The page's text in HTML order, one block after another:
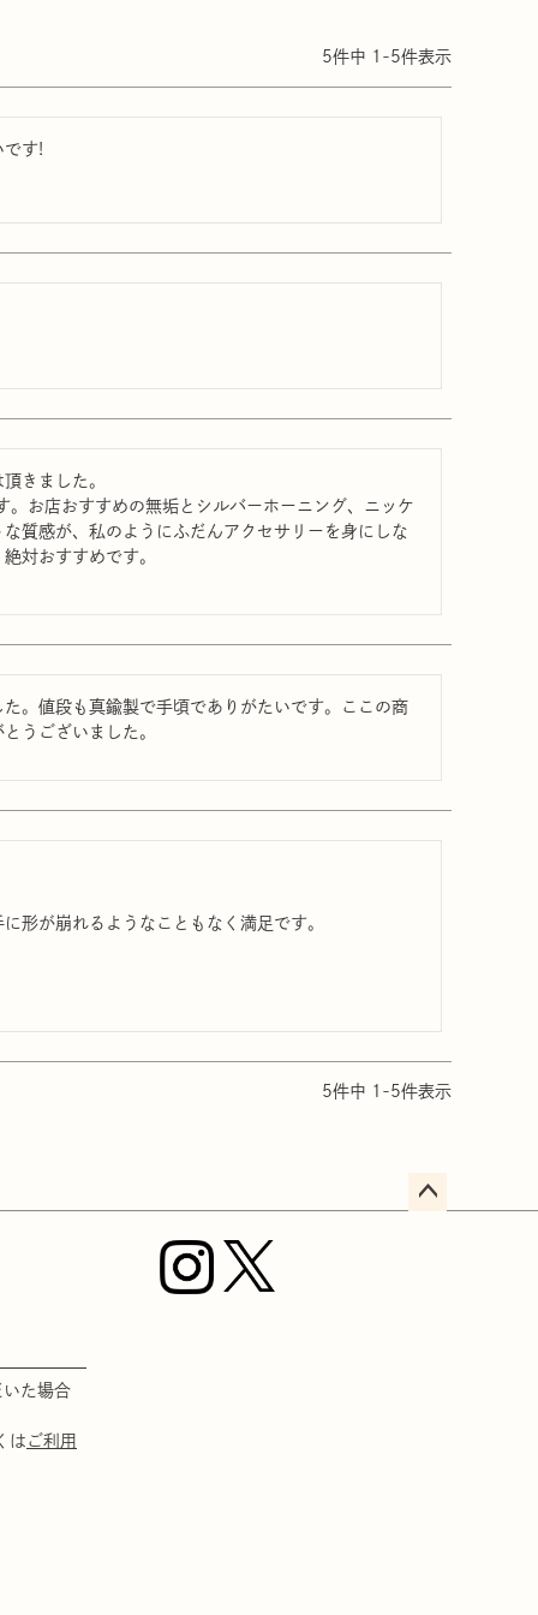
5件中 1 -5件表示
です!
きました。
。お店おすすめの無垢とシルバーホーニング、ニッケ
質感が、私のようにふだんアクセサリーを身にしな
対おすすめです。
。値段も真鍮製で手頃でありがたいです。ここの商
うございました。
形が崩れるようなこともなく満足です。
5件中 1 -5件表示
た場合
は ご利用